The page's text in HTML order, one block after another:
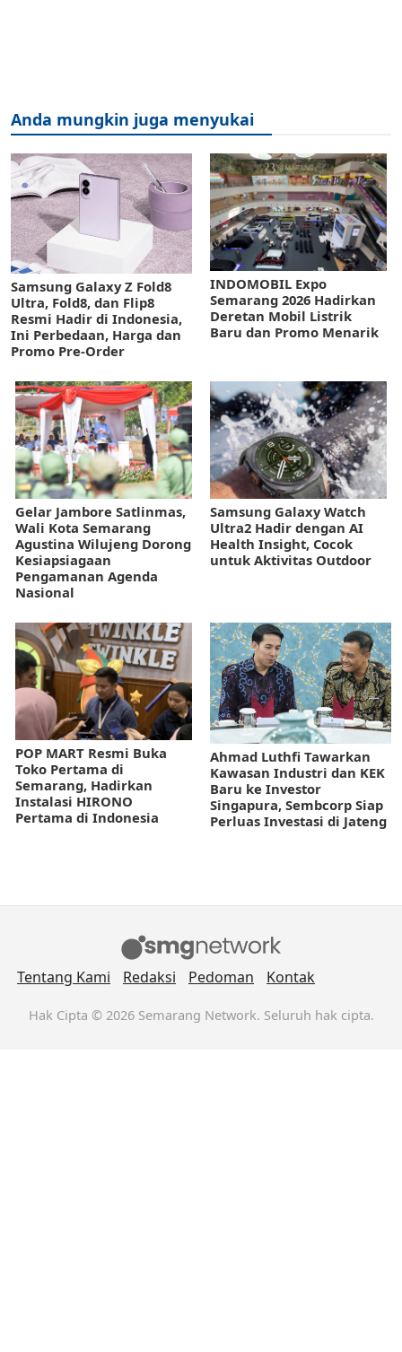
Anda mungkin juga menyukai
Samsung Galaxy Z Fold8
Ultra, Fold8, dan Flip8
Resmi Hadir di Indonesia,
Ini Perbedaan, Harga dan
Promo Pre-Order
INDOMOBIL Expo
Semarang 2026 Hadirkan
Deretan Mobil Listrik
Baru dan Promo Menarik
Gelar Jambore Satlinmas,
Wali Kota Semarang
Agustina Wilujeng Dorong
Kesiapsiagaan
Pengamanan Agenda
Nasional
Samsung Galaxy Watch
Ultra2 Hadir dengan AI
Health Insight, Cocok
untuk Aktivitas Outdoor
POP MART Resmi Buka
Toko Pertama di
Semarang, Hadirkan
Instalasi HIRONO
Pertama di Indonesia
Ahmad Luthfi Tawarkan
Kawasan Industri dan KEK
Baru ke Investor
Singapura, Sembcorp Siap
Perluas Investasi di Jateng
Tentang Kami Redaksi Pedoman Kontak
Hak Cipta © 2026 Semarang Network. Seluruh hak cipta.